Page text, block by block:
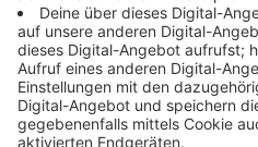
auf einem Oldtimertreffen,
Wesel. Davon hat der Golf 2
Fahrerseite am Fenster.
Weinrot/Bräunlich, ist 37
Doppelscheinwerfer, einen
Fenster und einen langen